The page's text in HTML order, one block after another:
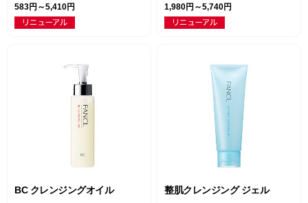
583円～5,410円 1,980円～5,740円
BC クレンジングオイル 整肌クレンジング ジェル